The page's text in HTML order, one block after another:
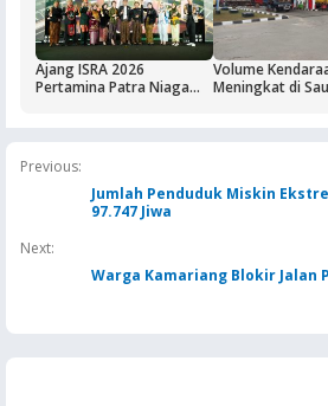
Ajang ISRA 2026
Pertamina Patra Niaga
Volume
Meningkat di
Previous:
Jumlah Penduduk Miskin
97.747 Jiwa
Next:
Warga Kamariang Blokir Jalan